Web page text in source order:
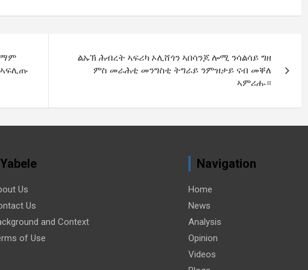
ኣፍሊጡ
ልኡኽ ሕብረት ኣፍሪካ ኦሊሸጎን ኣበሳንጆ ሎሚ ንሳልሳይ ግዘ
ምስ መራሕቲ መንግስቲ ትግራይ ንምዝታይ ናብ መቐለ
ኣምሪሑ።
Yabele
Us
Us
and Context
of Use
Navigation
Home
News
Analysis
Opinion
Videos